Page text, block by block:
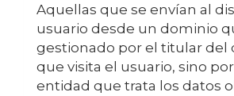
Aquellas que se envían al
usuario desde un dominio
gestionado por el titular del
que visita el usuario, sino
entidad que trata los datos